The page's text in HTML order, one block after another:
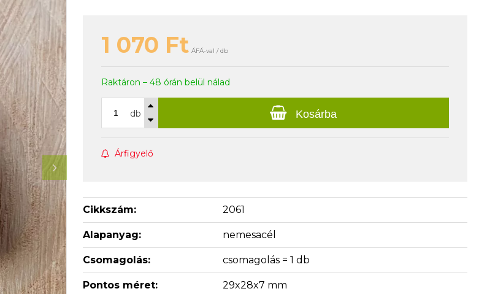
1 070 Ft ÁFÁ-val / db
Raktáron – 48 órán belül nálad
db Kosárba
Árfigyelő
Cikkszám: 2061
Alapanyag: nemesacél
Csomagolás: csomagolás = 1 db
Pontos méret: 29x28x7 mm